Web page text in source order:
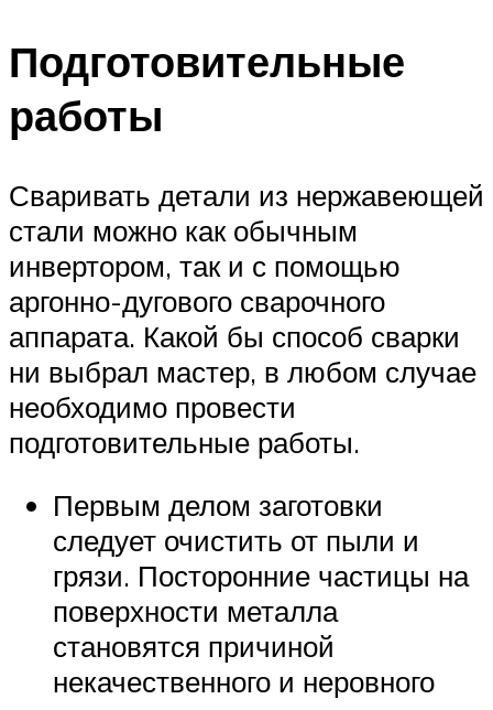
Подготовительные
работы
Сваривать детали из нержавеющей
стали можно как обычным
инвертором, так и с помощью
аргонно-дугового сварочного
аппарата. Какой бы способ сварки
ни выбрал мастер, в любом случае
необходимо провести
подготовительные работы.
Первым делом заготовки
следует очистить от пыли и
грязи. Посторонние частицы на
поверхности металла
становятся причиной
некачественного и неровного